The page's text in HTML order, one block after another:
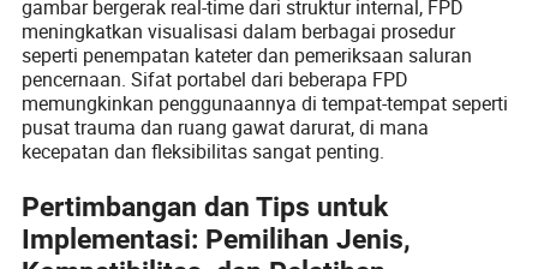
gambar bergerak real-time dari struktur internal, FPD
meningkatkan visualisasi dalam berbagai prosedur
seperti penempatan kateter dan pemeriksaan saluran
pencernaan. Sifat portabel dari beberapa FPD
memungkinkan penggunaannya di tempat-tempat seperti
pusat trauma dan ruang gawat darurat, di mana
kecepatan dan fleksibilitas sangat penting.
Pertimbangan dan Tips untuk
Implementasi: Pemilihan Jenis,